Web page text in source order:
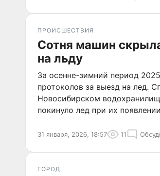
ПРОИСШЕСТВИЯ
Сотня машин
на льду
За осенне-зимний период
протоколов за выезд на лед.
Новосибирском
покинуло лед при их
31 января, 2026, 18:57 11
ГОРОД